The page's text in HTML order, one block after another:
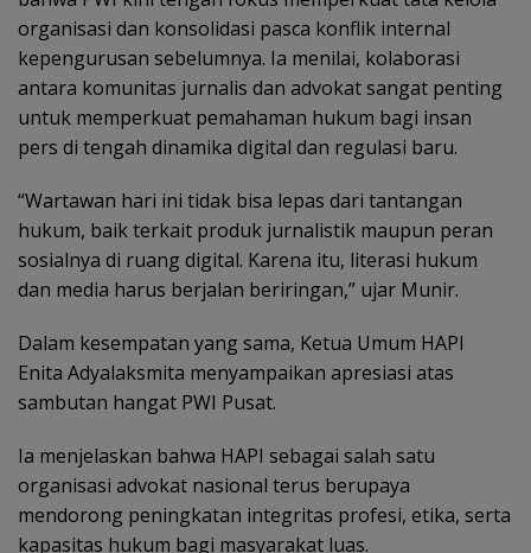
organisasi dan konsolidasi pasca konflik internal
kepengurusan sebelumnya. Ia menilai, kolaborasi
antara komunitas jurnalis dan advokat sangat penting
untuk memperkuat pemahaman hukum bagi insan
pers di tengah dinamika digital dan regulasi baru.
“Wartawan hari ini tidak bisa lepas dari tantangan
hukum, baik terkait produk jurnalistik maupun peran
sosialnya di ruang digital. Karena itu, literasi hukum
dan media harus berjalan beriringan,” ujar Munir.
Dalam kesempatan yang sama, Ketua Umum HAPI
Enita Adyalaksmita menyampaikan apresiasi atas
sambutan hangat PWI Pusat.
Ia menjelaskan bahwa HAPI sebagai salah satu
organisasi advokat nasional terus berupaya
mendorong peningkatan integritas profesi, etika, serta
kapasitas hukum bagi masyarakat luas.